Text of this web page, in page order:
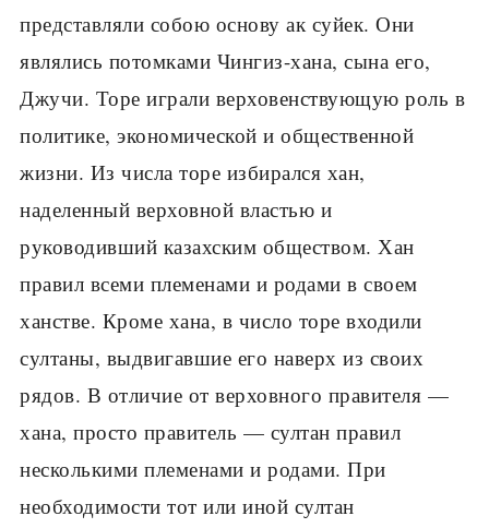
представляли собою основу ак суйек. Они
являлись потомками Чингиз-хана, сына его,
Джучи. Торе играли верховенствующую роль в
политике, экономической и общественной
жизни. Из числа торе избирался хан,
наделенный верховной властью и
руководивший казахским обществом. Хан
правил всеми племенами и родами в своем
ханстве. Кроме хана, в число торе входили
султаны, выдвигавшие его наверх из своих
рядов. В отличие от верховного правителя —
хана, просто правитель — султан правил
несколькими племенами и родами. При
необходимости тот или иной султан